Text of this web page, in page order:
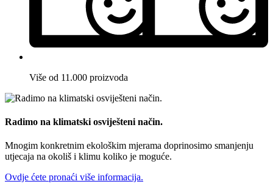
Više od 11.000 proizvoda
Radimo na klimatski osviješteni način.
Mnogim konkretnim ekološkim mjerama doprinosimo smanjenju
utjecaja na okoliš i klimu koliko je moguće.
Ovdje ćete pronaći više informacija.